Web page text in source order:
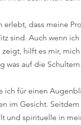
dass meine
sind. Auch wenn
hilft es mir,
was auf die Schultern.
für einen
im Gesicht.
und spirituelle in